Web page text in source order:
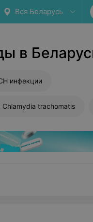
Вся Беларусь
в
инфекции
Chlamydia trachomatis